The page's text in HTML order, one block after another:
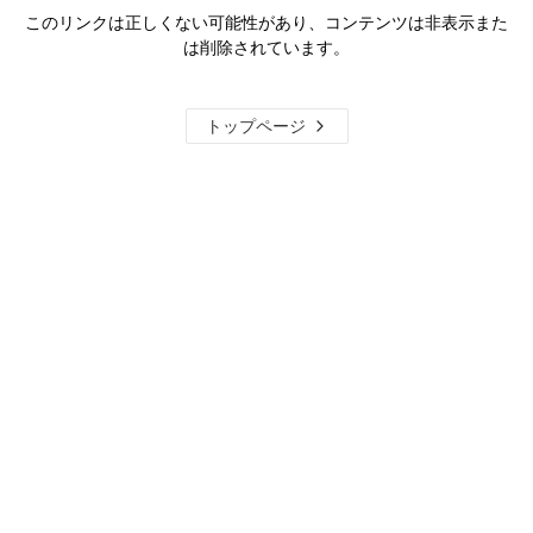
このリンクは正しくない可能性があり、コンテンツは非表示また
は削除されています。
トップページ